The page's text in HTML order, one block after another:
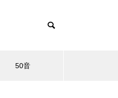
50音